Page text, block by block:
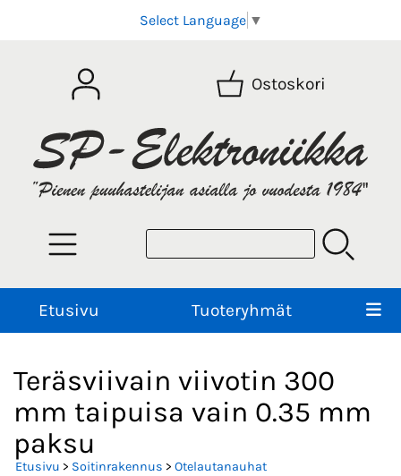
Select Language ▼
Ostoskori
Etusivu Tuoteryhmät
Teräsviivain viivotin 300
mm taipuisa vain 0.35 mm
paksu
Etusivu > Soitinrakennus > Otelautanauhat